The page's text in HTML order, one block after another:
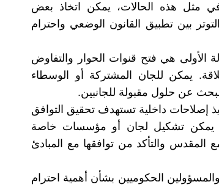
مثل هذه الحالات، يمكن اتخاذ بعض
بين تطبيق القانون الوضعي واحترام
الأولى هي فتح قنوات الحوار والتفاوض
يمكن للجان المشتركة أو الوسطاء
عن حلول مقبولة للجانبين.
إصلاحات داخلية تستهدف تحقيق التوافق
يمكن تشكيل لجان أو مؤسسات خاصة
المقدس والتأكد من توافقها مع المبادئ
الحكوميين بشأن أهمية احترام